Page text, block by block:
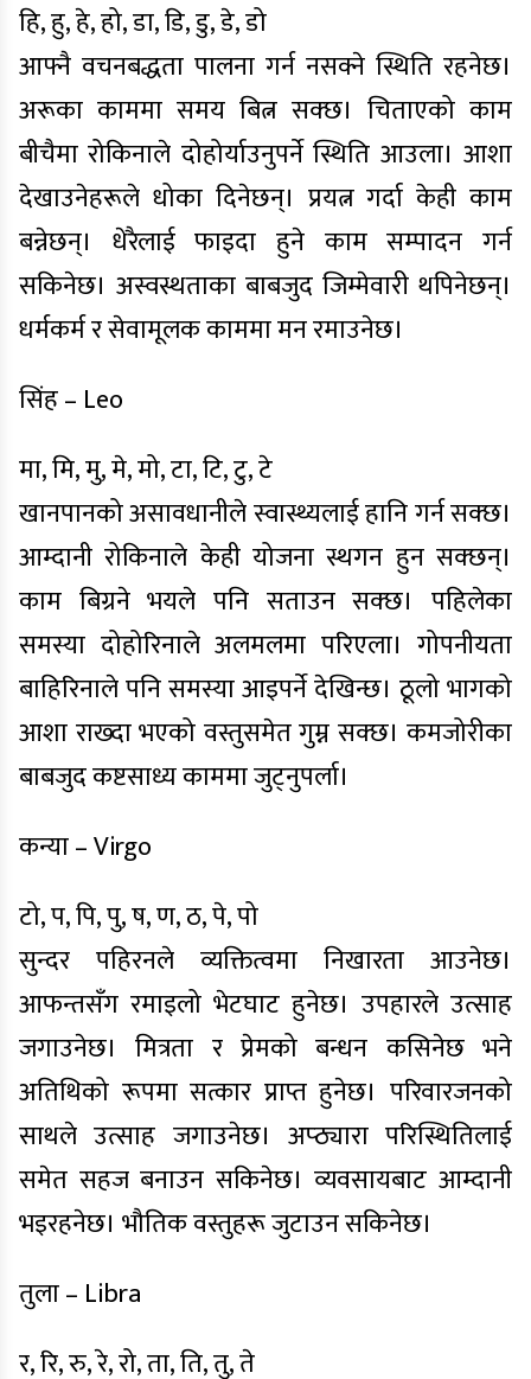
हि, हु, हे, हो, डा, डि, डु, डे, डो
आफ्नै वचनबद्धता पालना गर्न नसक्ने स्थिति रहनेछ।
अरूका काममा समय बित्न सक्छ। चिताएको काम
बीचैमा रोकिनाले दोहोर्याउनुपर्ने स्थिति आउला। आशा
देखाउनेहरूले धोका दिनेछन्। प्रयत्न गर्दा केही काम
बन्नेछन्। धेरैलाई फाइदा हुने काम सम्पादन गर्न
सकिनेछ। अस्वस्थताका बाबजुद जिम्मेवारी थपिनेछन्।
धर्मकर्म र सेवामूलक काममा मन रमाउनेछ।
सिंह – Leo
मा, मि, मु, मे, मो, टा, टि, टु, टे
खानपानको असावधानीले स्वास्थ्यलाई हानि गर्न सक्छ।
आम्दानी रोकिनाले केही योजना स्थगन हुन सक्छन्।
काम बिग्रने भयले पनि सताउन सक्छ। पहिलेका
समस्या दोहोरिनाले अलमलमा परिएला। गोपनीयता
बाहिरिनाले पनि समस्या आइपर्ने देखिन्छ। ठूलो भागको
आशा राख्दा भएको वस्तुसमेत गुम्न सक्छ। कमजोरीका
बाबजुद कष्टसाध्य काममा जुट्नुपर्ला।
कन्या – Virgo
टो, प, पि, पु, ष, ण, ठ, पे, पो
सुन्दर पहिरनले व्यक्तित्वमा निखारता आउनेछ।
आफन्तसँग रमाइलो भेटघाट हुनेछ। उपहारले उत्साह
जगाउनेछ। मित्रता र प्रेमको बन्धन कसिनेछ भने
अतिथिको रूपमा सत्कार प्राप्त हुनेछ। परिवारजनको
साथले उत्साह जगाउनेछ। अप्ठ्यारा परिस्थितिलाई
समेत सहज बनाउन सकिनेछ। व्यवसायबाट आम्दानी
भइरहनेछ। भौतिक वस्तुहरू जुटाउन सकिनेछ।
तुला – Libra
र, रि, रु, रे, रो, ता, ति, तु, ते